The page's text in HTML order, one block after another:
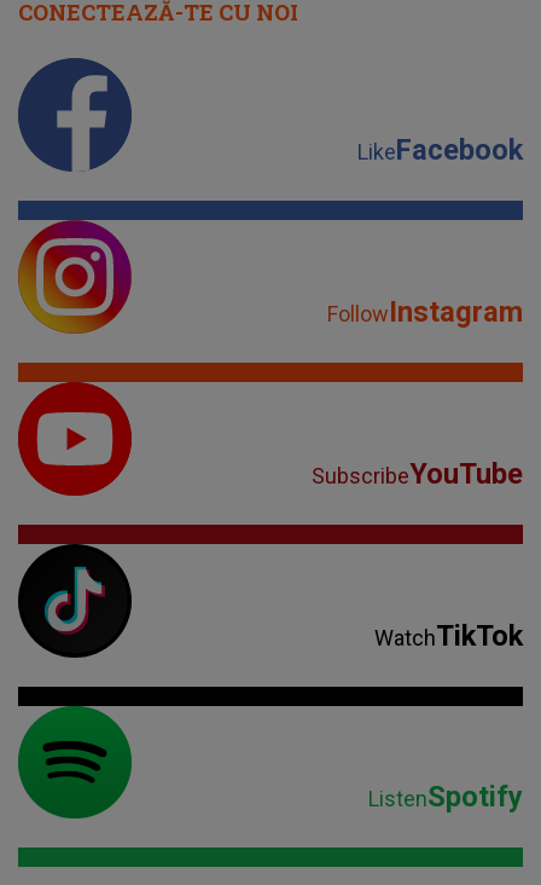
CONECTEAZĂ-TE CU NOI
LikeFacebook
FollowInstagram
SubscribeYouTube
WatchTikTok
ListenSpotify